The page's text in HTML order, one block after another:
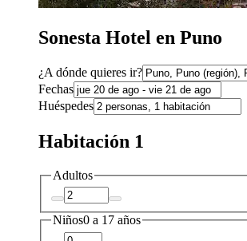
Sonesta Hotel en Puno
¿A dónde quieres ir?
Fechas
Huéspedes
Habitación 1
Adultos
Niños0 a 17 años